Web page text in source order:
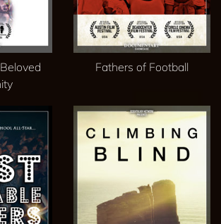
Fathers of Football